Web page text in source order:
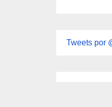
Tweets por